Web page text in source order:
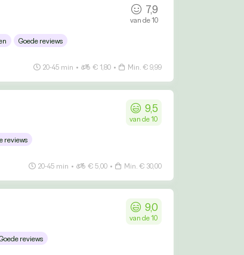
7,9
van de 10
Goede reviews
20-45 min • € 1,80 • Min. € 9,99
9,5
van de 10
reviews
20-45 min • € 5,00 • Min. € 30,00
9,0
van de 10
reviews